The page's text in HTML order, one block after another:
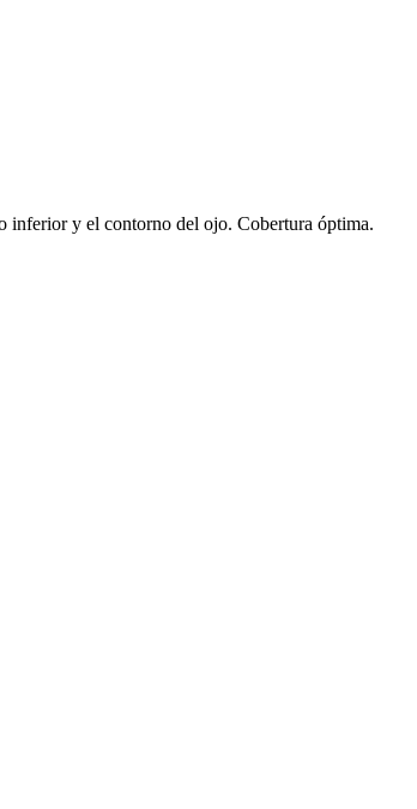
inferior y el contorno del ojo. Cobertura óptima.